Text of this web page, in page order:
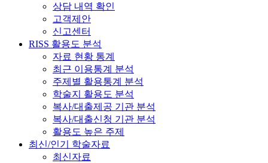
상담 내역 확인
고객제안
신고센터
RISS 활용도 분석
자료 현황 통계
최근 이용통계 분석
주제별 활용통계 분석
학술지 활용도 분석
복사/대출제공 기관 분석
복사/대출신청 기관 분석
활용도 높은 주제
최신/인기 학술자료
최신자료